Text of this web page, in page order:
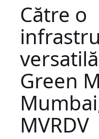
Către o
Green
MVRDV